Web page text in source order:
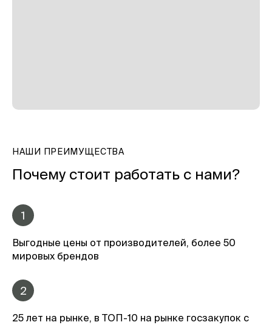
НАШИ ПРЕИМУЩЕСТВА
Почему стоит работать с нами?
1
Выгодные цены от производителей, более 50
мировых брендов
2
25 лет на рынке, в ТОП-10 на рынке госзакупок с